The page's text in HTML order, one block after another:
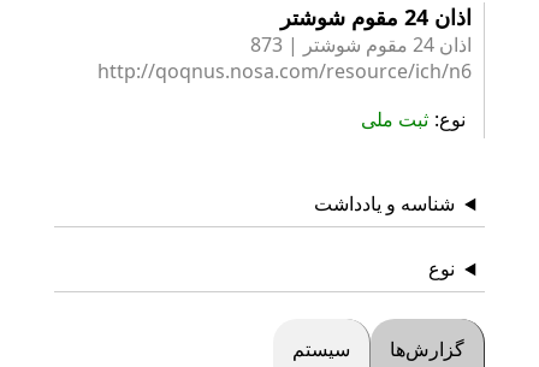
اذان 24 مقوم شوشتر
اذان 24 مقوم شوشتر | 873
http://qoqnus.nosa.com/resource/ich/n6
نوع ثبت ملی
شناسه و یادداشت
نوع
گزارش‌ها سیستم